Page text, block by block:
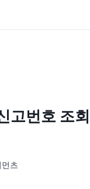
고번호 조회
츠